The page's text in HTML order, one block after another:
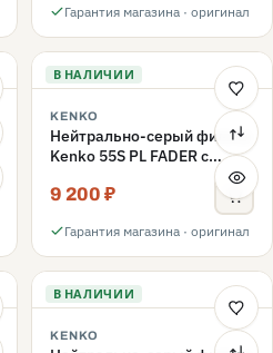
Гарантия магазина · оригинал
В НАЛИЧИИ
KENKO
Нейтрально-серый фильтр
Kenko 55S PL FADER с
переменной плотностью
ND3-ND400 55mm
9 200 ₽
Гарантия магазина · оригинал
В НАЛИЧИИ
KENKO